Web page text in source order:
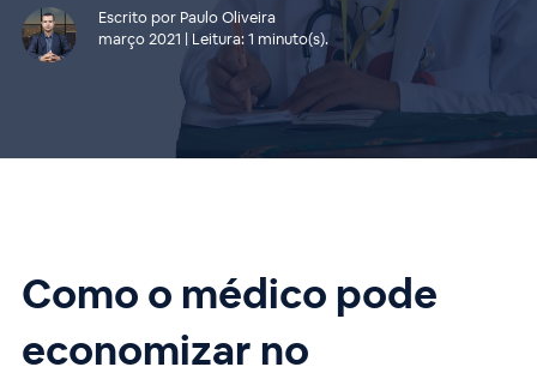
Escrito por Paulo Oliveira
março 2021 | Leitura: 1 minuto(s).
Como o médico pode
economizar no